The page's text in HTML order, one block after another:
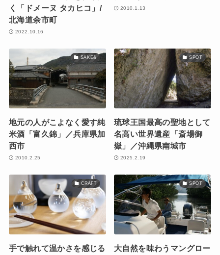
く「ドメーヌ タカヒコ」/
北海道余市町
2022.10.16
2010.1.13
SAKE&
地元の人がこよなく愛す純
米酒「富久錦」／兵庫県加
西市
2010.2.25
SPOT
琉球王国最高の聖地として
名高い世界遺産「斎場御
嶽」／沖縄県南城市
2025.2.19
CRAFT
手で触れて温かさを感じる
SPOT
大自然を味わうマングロー